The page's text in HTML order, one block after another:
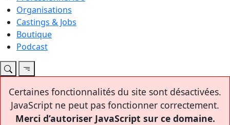
Organisations
Castings & Jobs
Boutique
Podcast
Certaines fonctionnalités du site sont désactivées.
JavaScript ne peut pas fonctionner correctement.
Merci d’autoriser JavaScript sur ce domaine.